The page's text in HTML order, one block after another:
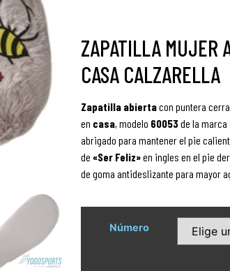
ZAPATILLA MUJER
CASA CALZARELLA
Zapatilla abiertacon puntera
en casa, modelo 60053 de la marca
abrigado para mantener el pie
de «Ser Feliz»en ingles en el pie
de goma antideslizante para mayor
Número